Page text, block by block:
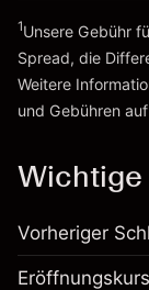
Zur
1Unsere Gebühr
Spread, die
Weitere
und Gebühren
Vorheriger
Eröffnungskurs